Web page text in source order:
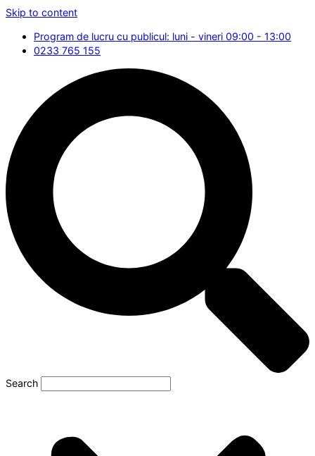
Skip to content
Program de lucru cu publicul: luni - vineri 09:00 - 13:00
0233 765 155
Search